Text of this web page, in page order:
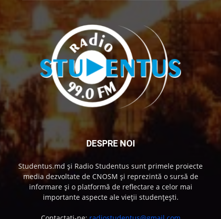
DESPRE NOI
Studentus.md și Radio Studentus sunt primele proiecte
media dezvoltate de CNOSM și reprezintă o sursă de
informare și o platformă de reflectare a celor mai
importante aspecte ale vieții studențești.